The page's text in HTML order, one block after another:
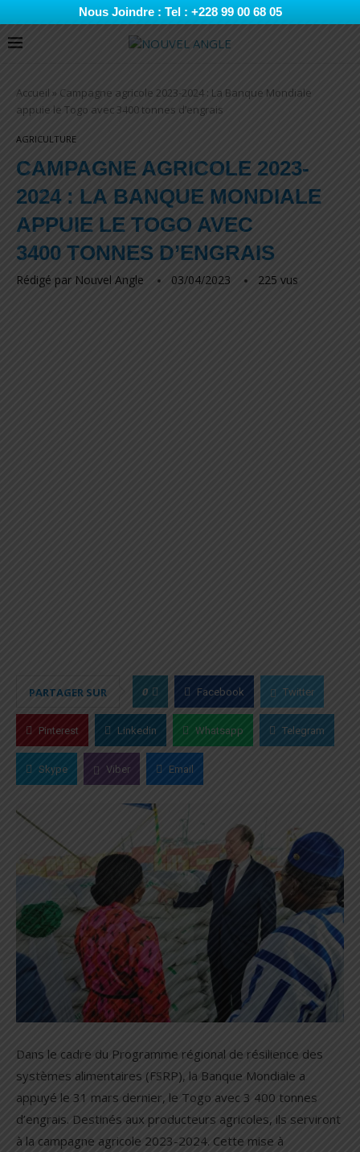
Nous Joindre : Tel : +228 99 00 68 05
Accueil » Campagne agricole 2023-2024 : La Banque Mondiale
appuie le Togo avec 3400 tonnes d’engrais
AGRICULTURE
CAMPAGNE AGRICOLE 2023-
2024 : LA BANQUE MONDIALE
APPUIE LE TOGO AVEC
3400 TONNES D’ENGRAIS
Rédigé par Nouvel Angle 03/04/2023 225 vus
PARTAGER SUR 0 Facebook Twitter
Pinterest Linkedin Whatsapp Telegram
Skype Viber Email
Dans le cadre du Programme régional de résilience des
systèmes alimentaires (FSRP), la Banque Mondiale a
appuyé le 31 mars dernier, le Togo avec 3 400 tonnes
d’engrais. Destinés aux producteurs agricoles, ils serviront
à la campagne agricole 2023-2024. Cette mise à